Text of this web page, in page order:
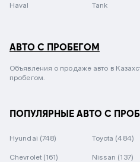
Haval Tank
АВТО С ПРОБЕГОМ
Объявления о продаже авто в
пробегом.
ПОПУЛЯРНЫЕ АВТО С
Hyundai (748) Toyota (484)
Chevrolet (161) Nissan (137)